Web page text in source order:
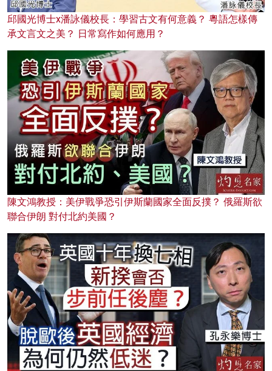
邱國光博士x潘詠儀校長：學習古文有何意義？ 粵語怎樣傳
承文言文之美？ 日常寫作如何應用？
陳文鴻教授：美伊戰爭恐引伊斯蘭國家全面反撲？ 俄羅斯欲
聯合伊朗 對付北約美國？